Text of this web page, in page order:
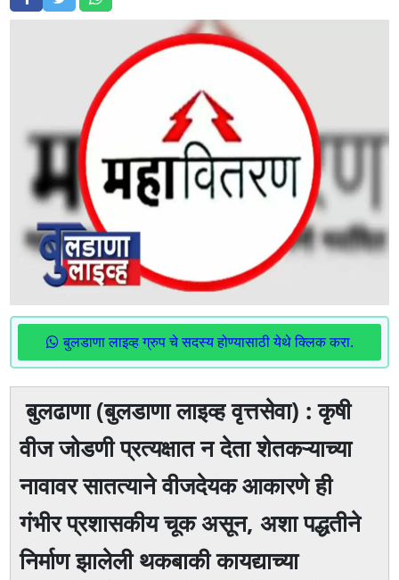
बुलडाणा लाइव्ह ग्रुप चे सदस्य होण्यासाठी येथे क्लिक करा.
बुलढाणा (बुलडाणा लाइव्ह वृत्तसेवा) : कृषी
वीज जोडणी प्रत्यक्षात न देता शेतकऱ्याच्या
नावावर सातत्याने वीजदेयक आकारणे ही
गंभीर प्रशासकीय चूक असून, अशा पद्धतीने
निर्माण झालेली थकबाकी कायद्याच्या